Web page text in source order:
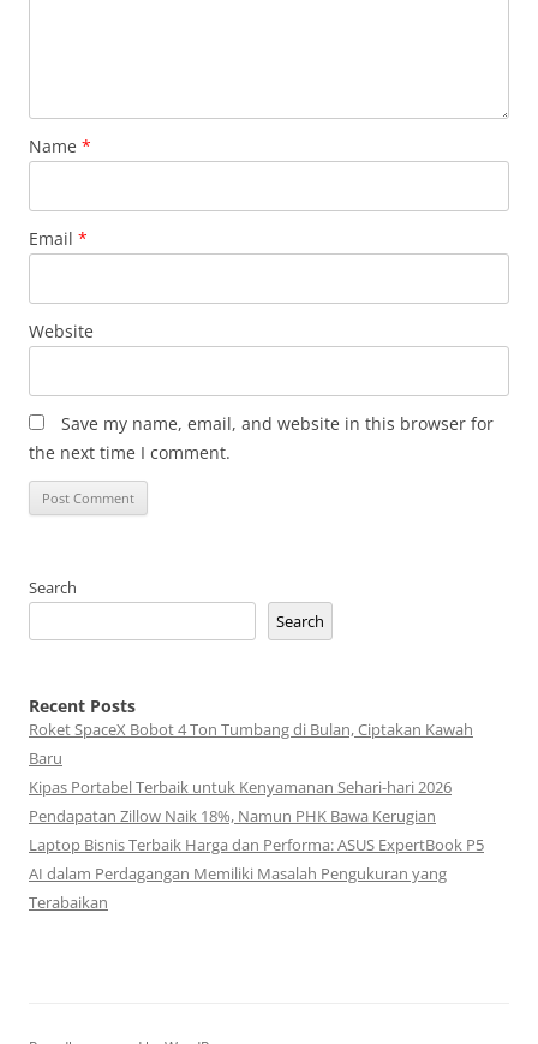
Name *
Email *
Website
Save my name, email, and website in this browser for
the next time I comment.
Search
Search
Recent Posts
Roket SpaceX Bobot 4 Ton Tumbang di Bulan, Ciptakan Kawah
Baru
Kipas Portabel Terbaik untuk Kenyamanan Sehari-hari 2026
Pendapatan Zillow Naik 18%, Namun PHK Bawa Kerugian
Laptop Bisnis Terbaik Harga dan Performa: ASUS ExpertBook P5
AI dalam Perdagangan Memiliki Masalah Pengukuran yang
Terabaikan